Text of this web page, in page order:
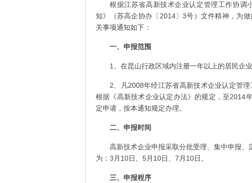
根据江苏省高新技术企业认定管理工作协调
知》（苏高企协办〔2014〕3号）文件精神，为
关事项通知如下：
一、申报范围
1、在昆山行政区域内注册一年以上的居民企业
2、凡2008年经江苏省高新技术企业认定管
根据《高新技术企业认定办法》的规定，至2014
定申请，按本通知规定办理。
二、申报时间
高新技术企业申报采取分批受理、集中申报
为：3月10日、5月10日、7月10日。
三、申报程序